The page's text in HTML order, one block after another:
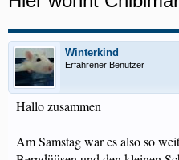
Winterkind
Erfahrener Benutzer
Hallo zusammen
Am Samstag war es also so